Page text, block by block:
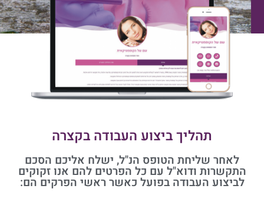
תהליך ביצוע העבודה בקצרה
לאחר שליחת הטופס הנ"ל, ישלח אליכם הסכם
התקשרות ודוא"ל עם כל הפרטים להם אנו זקוקים
לביצוע העבודה בפועל כאשר ראשי הפרקים הם: